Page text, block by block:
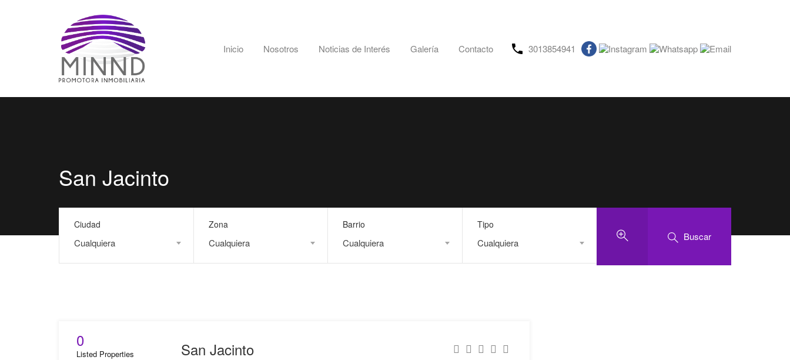
Inicio Nosotros Noticias de Interés Galería Contacto 3013854941
San Jacinto
Ciudad
Cualquiera
Zona
Cualquiera
Barrio
Cualquiera
Tipo
Cualquiera
Buscar
0
Listed Properties San Jacinto